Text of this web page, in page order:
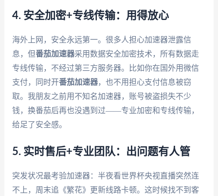
4. 安全加密+专线传输：用得放心
海外上网，安全永远第一。很多人担心加速器泄露信
息，但番茄加速器采用数据安全加密技术，所有数据走
专线传输，不经过第三方服务器。比如你在国外用微信
支付，同时开番茄加速器，也不用担心支付信息被窃
取。我朋友之前用不知名加速器，账号被盗损失不少
钱，换番茄后再也没遇到过——专业加密和专线传输，
给足了安全感。
5. 实时售后+专业团队：出问题有人管
突发状况最考验加速器：半夜看世界杯央视直播突然连
不上，周末追《繁花》更新线路卡顿。这时候找不到客